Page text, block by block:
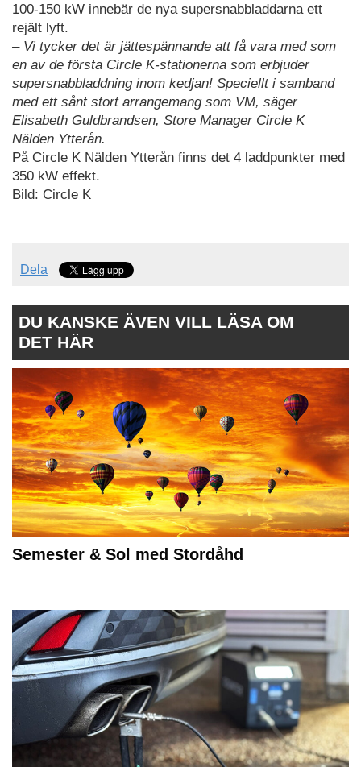
100-150 kW innebär de nya supersnabbladdarna ett
rejält lyft.
– Vi tycker det är jättespännande att få vara med som
en av de första Circle K-stationerna som erbjuder
supersnabbladdning inom kedjan! Speciellt i samband
med ett sånt stort arrangemang som VM, säger
Elisabeth Guldbrandsen, Store Manager Circle K
Nälden Ytterån.
På Circle K Nälden Ytterån finns det 4 laddpunkter med
350 kW effekt.
Bild: Circle K
Dela
DU KANSKE ÄVEN VILL LÄSA OM
DET HÄR
Semester & Sol med Stordåhd